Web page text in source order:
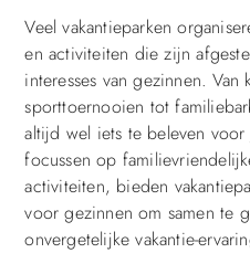
Veel vakantieparken
en activiteiten die zijn
interesses van gezinnen. Van
sporttoernooien tot
altijd wel iets te beleven
focussen op
activiteiten, bieden
voor gezinnen om samen te
onvergetelijke vakantie-